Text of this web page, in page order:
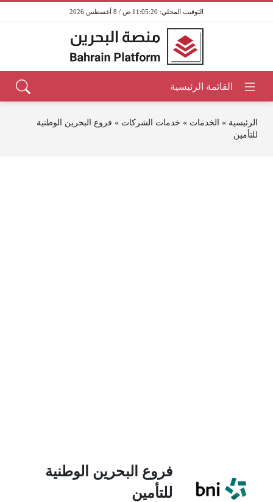
11:05:21 ص / 8 أغسطس 2026
الرئيسية » الخدمات » خدمات الشركات » فروع البحرين الوطنية
للتأمين
فروع البحرين الوطنية
للتأمين